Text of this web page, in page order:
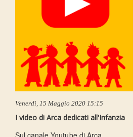
Venerdì, 15 Maggio 2020 15:15
I video di Arca dedicati all'Infanzia